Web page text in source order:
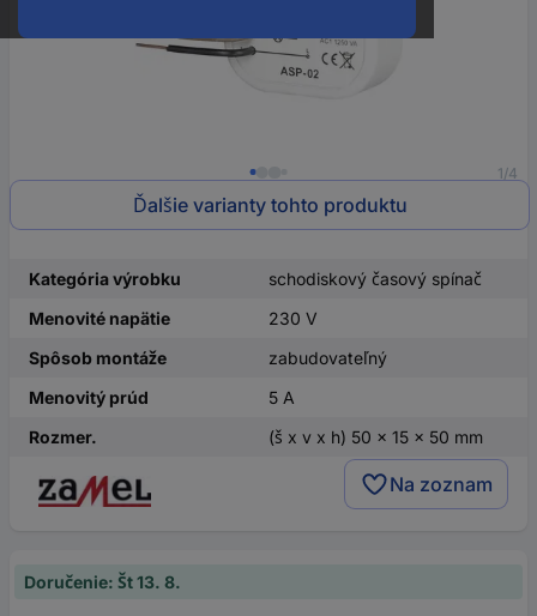
1/4
Ďalšie varianty tohto produktu
Kategória výrobku
schodiskový časový spínač
Menovité napätie
230 V
Spôsob montáže
zabudovateľný
Menovitý prúd
5 A
Rozmer.
(š x v x h) 50 x 15 x 50 mm
Na zoznam
Doručenie: Št 13. 8.